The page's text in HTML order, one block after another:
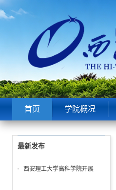
首页 学院概况
最新发布
西安理工大学高科学院开展